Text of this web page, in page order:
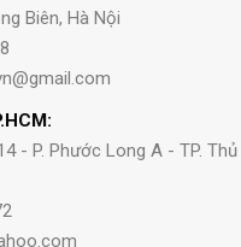
Biên, Hà Nội
- P. Phước Long A - TP. Thủ